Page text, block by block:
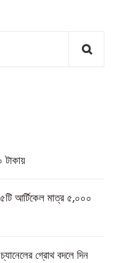
টাকায়
আর্টিকেল মাত্র ৫,০০০
গ্রোথ বদলে দিন